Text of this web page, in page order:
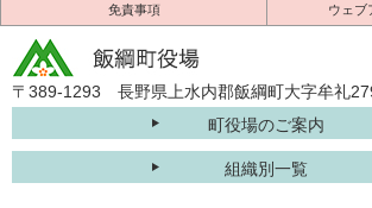
免責事項 ウェブ
〒389-1293 長野県上水内郡飯綱町大字牟礼
町役場のご案内
組織別一覧